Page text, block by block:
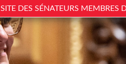
SITE DES SÉNATEURS MEMBRES